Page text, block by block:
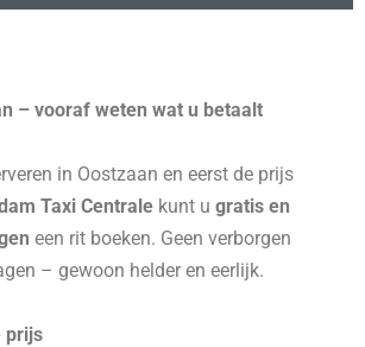
– vooraf weten wat u betaalt
in Oostzaan en eerst de prijs
Taxi Centrale kunt u gratis en
een rit boeken. Geen verborgen
– gewoon helder en eerlijk.
prijs